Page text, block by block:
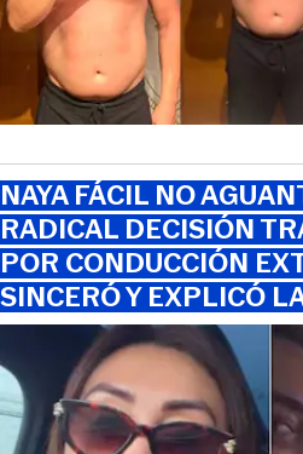
NAYA FÁCIL NO
RADICAL DECISIÓN
POR CONDUCCIÓN
SINCERÓ Y EXPLICÓ